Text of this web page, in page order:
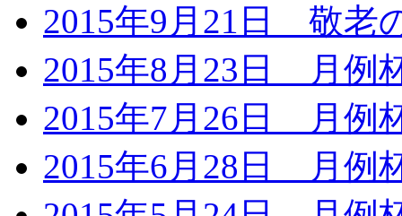
2015年9月21日 敬老
2015年8月23日 月例
2015年7月26日 月例
2015年6月28日 月例